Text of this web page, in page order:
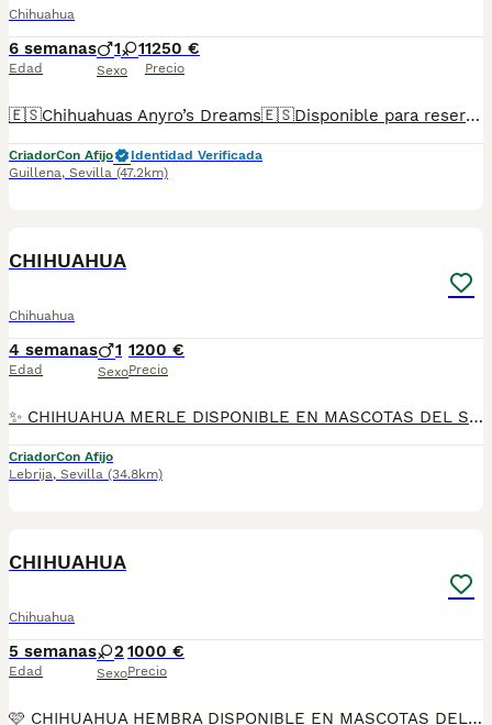
Chihuahua
6 semanas
Edad
1 1
Sexo
1250 €
Precio
🇪🇸Chihuahuas Anyro’s Dreams🇪🇸Disponible para reserva Chihuahua lila and tan descendientes de las mejores líneas de sangre tanto europeas como asiáticas. Padres con ADN en bases de datos de la RSCE. Si precisan más información contáctanos por el enlace que MundoAnimalia pone a disposición de los usuarias de la plataforma.
CriadorCon Afijo
Identidad Verificada
Guillena, Sevilla (47.2km)
CHIHUAHUA
Chihuahua
4 semanas
Edad
1
Sexo
1200 €
Precio
✨ CHIHUAHUA MERLE DISPONIBLE EN MASCOTAS DEL SUR ✨ En Mascotas del Sur tenemos disponibles preciosos Chihuahuas Merle, criados con mucho cariño, atención diaria y en un ambiente familiar, donde reciben todos los cuidados necesarios para crecer sanos, felices y perfectamente socializados. Somos un criadero con Núcleo Zoológico autorizado, licencia de apertura y código de explotación, ofreciendo confianza, transparencia y todas las garantías en cada uno de nuestros cachorros. 📍 Ubicados en Sevilla 📞 611 723 226 📸 Instagram: @mimascotasdelsur057 Descubre más fotos y vídeos reales de nuestros cachorros. Nuestros cachorros se entregan: ✅ Revisados por veterinario. ✅ Con microchip. ✅ Pasaporte y cartilla sanitaria. ✅ Vacunados y desparasitados. ✅ Contrato con garantías víricas y congénitas. 🚚 Realizamos envíos a toda España. (El coste del transporte no está incluido en el precio del cachorro). También ofrecemos: 🏡 Recogida en nuestras instalaciones. 📱 Videollamada para conocer al cachorro antes de realizar la reserva. 🔒 Posibilidad de reserva y pago contrareembolso. 💶 El precio publicado en el anuncio es el precio real. 🐾 Criados en un entorno familiar, rodeados de cariño y una excelente socialización para que lleguen perfectamente adaptados a su nuevo hogar. Solo atendemos a personas realmente interesadas en ofrecer un hogar responsable y lleno de amor. #Chihuahua #ChihuahuaMerle #ChihuahuaEspaña #CachorroChihuahua #PerrosDeCompañia #MascotasDelSur057 #MascotasDelSur #CachorrosSevilla #CriaderoAutorizado #NucleoZoologico #CachorrosConAmor #PerrosFelices #CachorrosEspaña #AmorAnimal
CriadorCon Afijo
Lebrija, Sevilla (34.8km)
CHIHUAHUA
Chihuahua
5 semanas
Edad
2
Sexo
1000 €
Precio
🩷 CHIHUAHUA HEMBRA DISPONIBLE EN MASCOTAS DEL SUR 🩷 Si buscas una compañera pequeña, dulce y llena de personalidad, tenemos disponible una preciosa Chihuahua hembra, criada en ambiente familiar con mucho cariño y los mejores cuidados desde sus primeros días. En Mascotas del Sur contamos con Núcleo Zoológico autorizado, licencia de apertura y código de explotación, garantizando confianza, transparencia y bienestar en cada cachorro. 📍 Sevilla 📞 611 723 226 📸 Instagram: @mimascotasdelsur057 Nuestra cachorrita se entrega: 🐾 Revisada por veterinario. 🐾 Con microchip. 🐾 Pasaporte y cartilla sanitaria. 🐾 Vacunada y desparasitada. 🐾 Contrato con garantías víricas y congénitas. 🚚 Envíos a toda España. (Transporte no incluido en el precio). También disponemos de: 📱 Videollamada antes de la reserva. 🏡 Recogida en nuestras instalaciones. 🔒 Reserva y posibilidad de pago contrareembolso. 💶 El precio publicado es el precio real. Solo buscamos familias responsables que quieran darle un hogar lleno de cariño y dedicación. #Chihuahua #ChihuahuaHembra #ChihuahuaEspaña #CachorrosChihuahua #PerrosDeCompañia #MascotasDelSur057 #MascotasDelSur #CachorrosSevilla #CriaderoAutorizado #NucleoZoologico #PerrosFelices #CachorrosEspaña #AmorAnimal